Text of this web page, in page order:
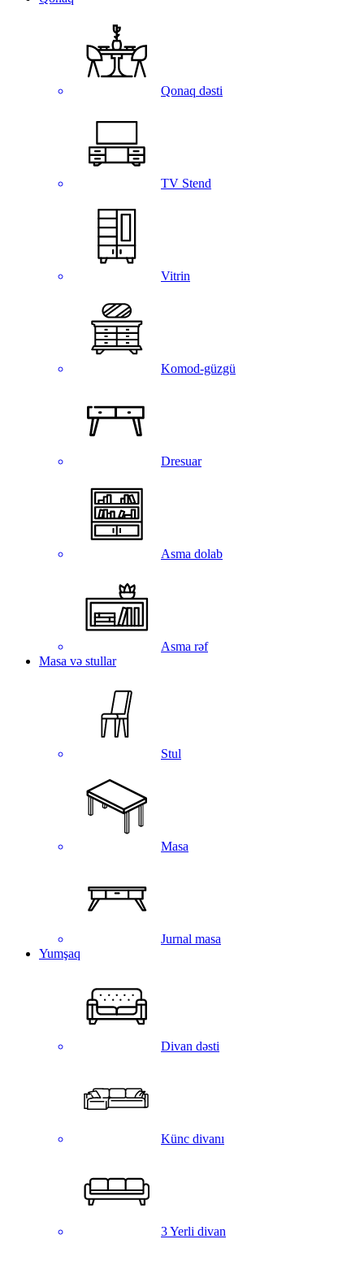
Qonaq dəsti
TV Stend
Vitrin
Komod-güzgü
Dresuar
Asma dolab
Asma rəf
Masa və stullar
Stul
Masa
Jurnal masa
Yumşaq
Divan dəsti
Künc divanı
3 Yerli divan